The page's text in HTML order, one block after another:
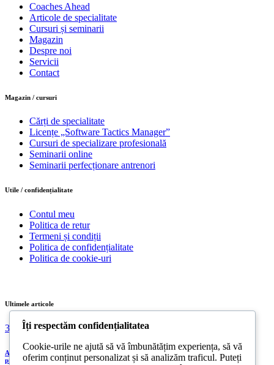
Coaches Ahead
Articole de specialitate
Cursuri și seminarii
Magazin
Despre noi
Servicii
Contact
Magazin / cursuri
Cărți de specialitate
Licențe „Software Tactics Manager”
Cursuri de specializare profesională
Seminarii online
Seminarii perfecționare antrenori
Utile / confidențialitate
Contul meu
Politica de retur
Termeni și condiții
Politica de confidențialitate
Politica de cookie-uri
Ultimele articole
31/07/2026
Acreditarea Școlii Postliceale CRSSE Timișoara confirmă legalitatea și calitatea
programului de formare a antrenorilor
Îți respectăm confidențialitatea
Cookie-urile ne ajută să vă îmbunătățim experiența, să vă
oferim conținut personalizat și să analizăm traficul. Puteți